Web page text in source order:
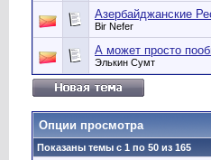
Азербайджанские
Bir Nefer
А может просто
Элькин Сумт
Опции просмотра
Показаны темы с 1 по 50 из 165